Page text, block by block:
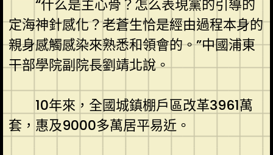
“什么是主心骨？怎么表現黨的引導的
定海神針感化？老蒼生恰是經由過程本身的
親身感觸感染來熟悉和領會的。”中國浦東
干部學院副院長劉靖北說。
10年來，全國城鎮棚戶區改革3961萬
套，惠及9000多萬居平易近。